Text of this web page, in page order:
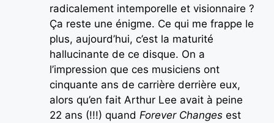
radicalement intemporelle et visionnaire ?
Ça reste une énigme. Ce qui me frappe le
plus, aujourd’hui, c’est la maturité
hallucinante de ce disque. On a
l’impression que ces musiciens ont
cinquante ans de carrière derrière eux,
alors qu’en fait Arthur Lee avait à peine
22 ans (!!!) quand Forever Changes est